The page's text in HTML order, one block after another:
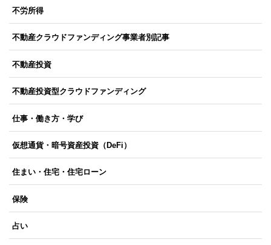
不労所得
不動産クラウドファンディング事業者別記事
不動産投資
不動産投資型クラウドファンディング
仕事・働き方・学び
仮想通貨・暗号資産投資（DeFi）
住まい・住宅・住宅ローン
保険
占い